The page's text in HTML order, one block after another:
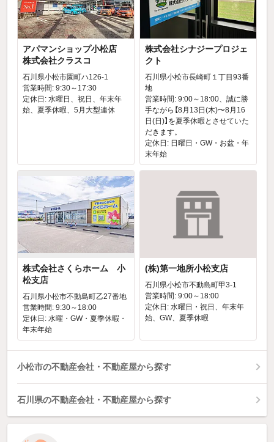
アパマンショップ小松店
株式会社クラスコ
石川県小松市園町ハ126-1
営業時間: 9:30～17:30
定休日: 水曜日、祝日、年末年
始、夏季休暇、5月大型連休
株式会社シナジープロジェ
クト
石川県小松市長崎町１丁目93番
地
営業時間: 9:00～18:00、誠に勝
手ながら【8月13日(木)〜8月16
日(日)】を夏季休暇とさせていた
だきます。
定休日: 日曜日・GW・お盆・年
末年始
株式会社さくらホーム 小
松支店
石川県小松市不動島町乙27番地
営業時間: 9:30～18:00
定休日: 水曜・GW・夏季休暇・
年末年始
(株)第一地所小松支店
石川県小松市不動島町甲3-1
営業時間: 9:00～18:00
定休日: 水曜日・祝日、年末年
始、GW、夏季休暇
小松市の不動産会社・不動産屋から探す
石川県の不動産会社・不動産屋から探す